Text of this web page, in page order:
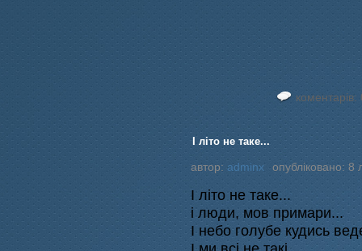
коментарів:
І літо не таке...
автор: adminx опубліковано: 8
І літо не таке...
і люди, мов примари...
І небо голубе кудись